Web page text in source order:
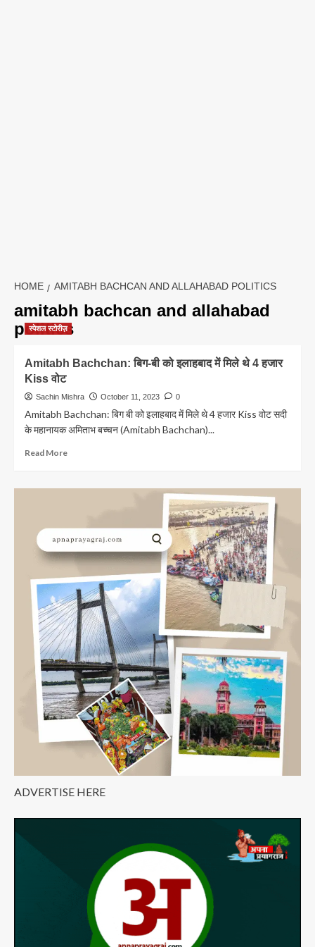
HOME AMITABH BACHCAN AND ALLAHABAD POLITICS
amitabh bachcan and allahabad
politics
स्पेशल स्टोरीज़
Amitabh Bachchan: बिग-बी को इलाहबाद में मिले थे 4 हजार
Kiss वोट
Sachin Mishra October 11, 2023 0
Amitabh Bachchan: बिग बी को इलाहबाद में मिले थे 4 हजार Kiss वोट सदी
के महानायक अमिताभ बच्चन (Amitabh Bachchan)...
Read MoreRead
Amitabh
बी
को
इलाहबाद
मिले
थे
4
हजार
Kiss
वोट
ADVERTISE HERE